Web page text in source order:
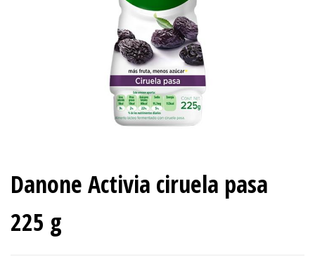
Danone Activia ciruela pasa
225 g